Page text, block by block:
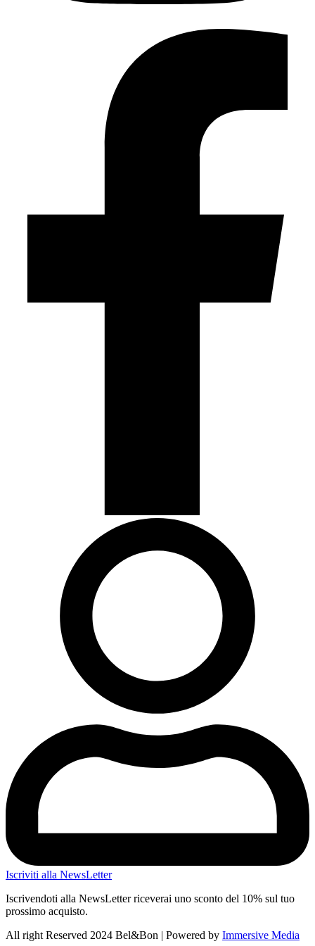
Iscriviti alla NewsLetter
Iscrivendoti alla NewsLetter riceverai uno sconto del 10% sul tuo
prossimo acquisto.
All right Reserved 2024 Bel&Bon | Powered by Immersive Media